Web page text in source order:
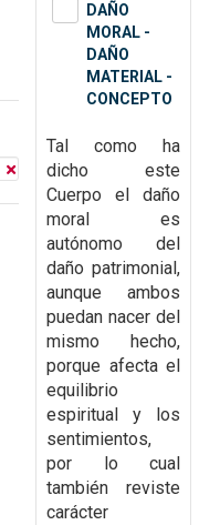
DAÑO
MORAL -
DAÑO
MATERIAL -
CONCEPTO
Tal como ha
dicho este
Cuerpo el daño
moral es
autónomo del
daño patrimonial,
aunque ambos
puedan nacer del
mismo hecho,
porque afecta el
equilibrio
espiritual y los
sentimientos,
por lo cual
también reviste
carácter